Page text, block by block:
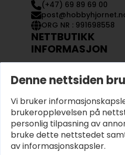
(+47) 69 89 69 00
ORG NR : 991698558
NETTBUTIKK
INFORMASJON
OM OSS
KJØPSVILKÅR OG
PERSONVERN
Denne nettsiden
Vi bruker
brukeropplevelsen på
personlig tilpasning av
bruke dette nettstedet
av informasjonskapsler.